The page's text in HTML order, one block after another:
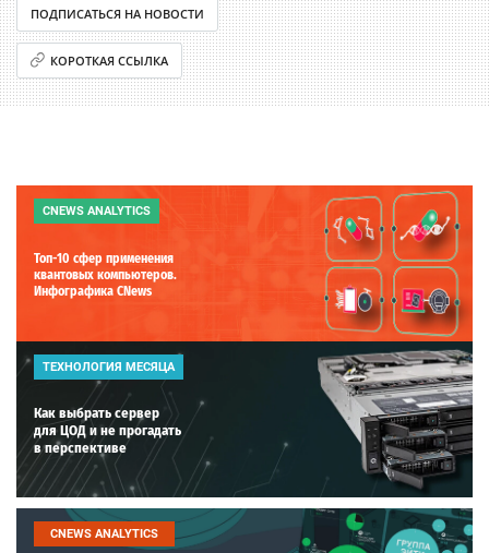
ПОДПИСАТЬСЯ НА НОВОСТИ
КОРОТКАЯ ССЫЛКА
CNEWS ANALYTICS
Топ-10 сфер применения
квантовых компьютеров.
Инфографика CNews
ТЕХНОЛОГИЯ МЕСЯЦА
Как выбрать сервер
для ЦОД и не прогадать
в перспективе
CNEWS ANALYTICS